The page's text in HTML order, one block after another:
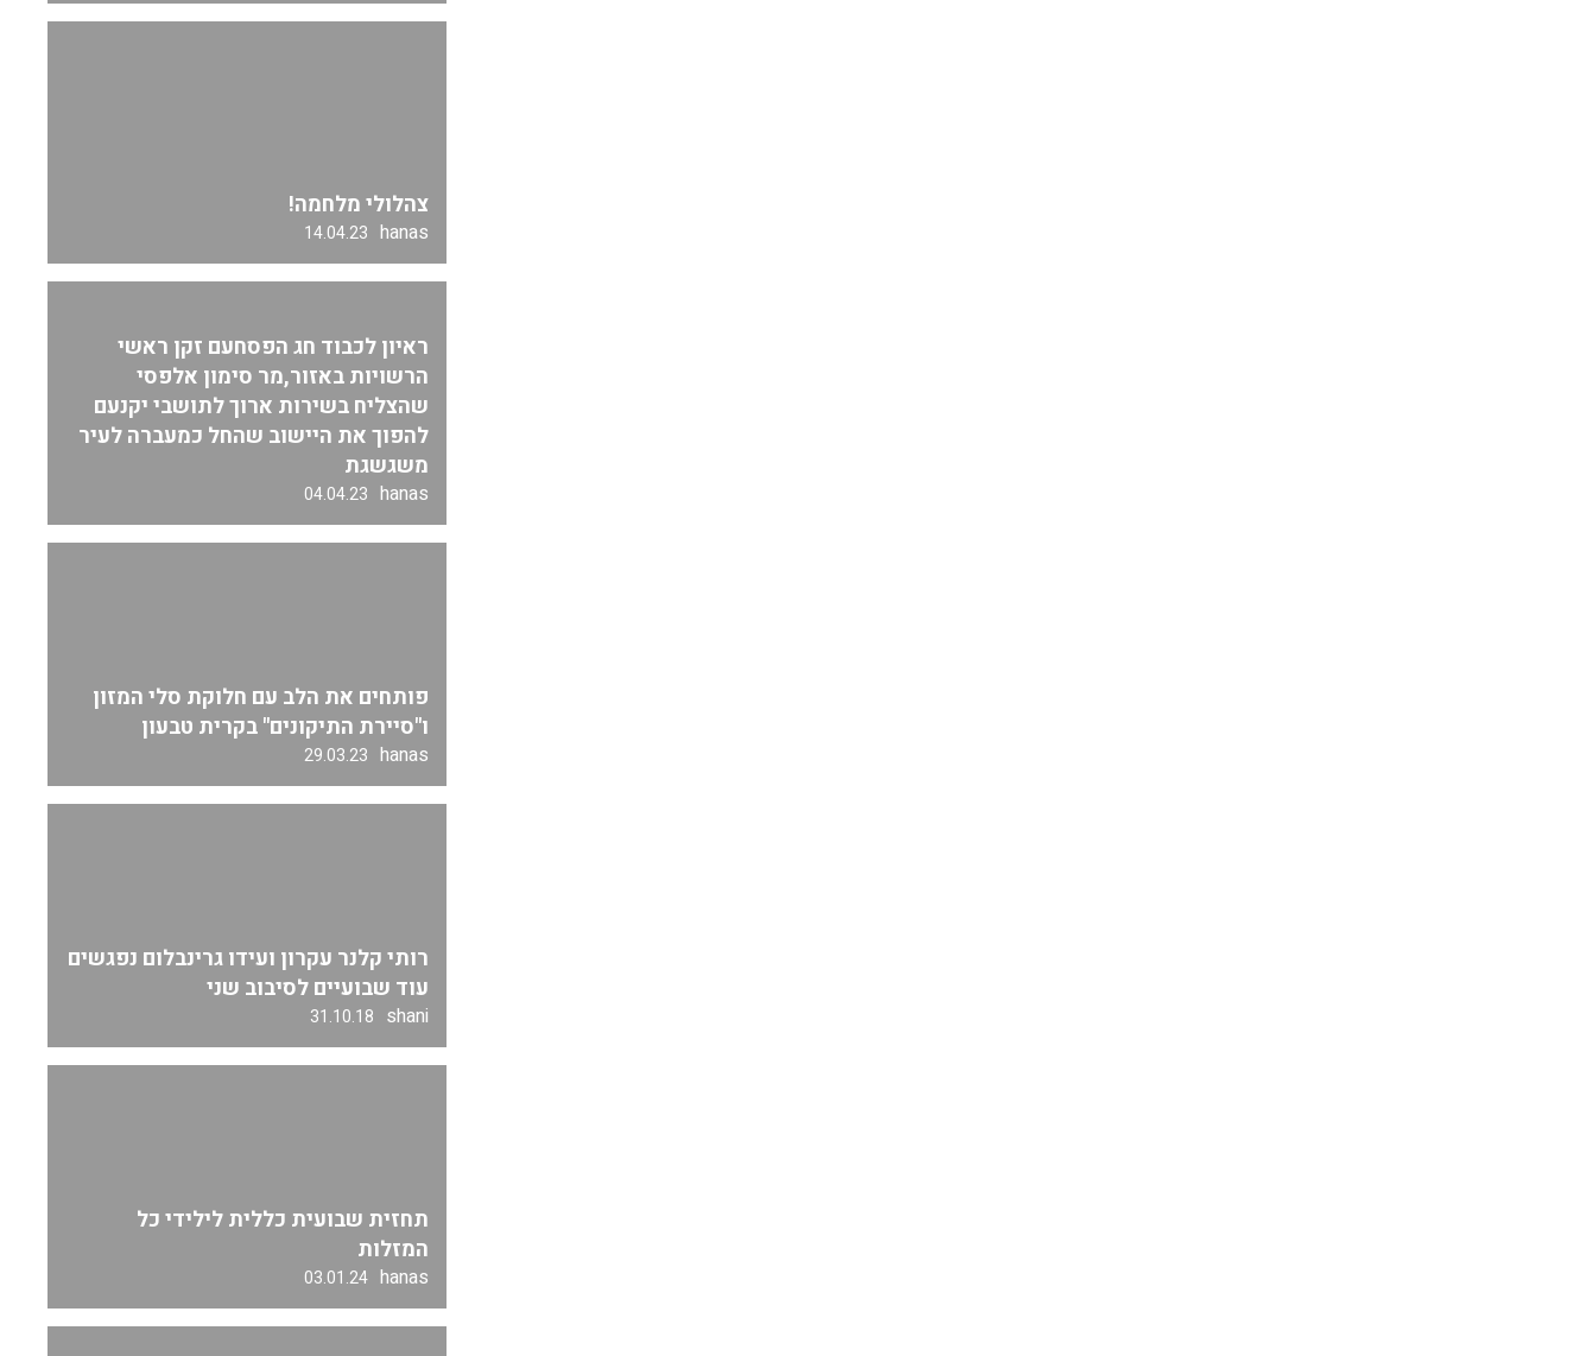
צהלולי מלחמה!
hanas
14.04.23
ראיון לכבוד חג הפסחעם זקן ראשי
הרשויות באזור,מר סימון אלפסי
שהצליח בשירות ארוך לתושבי יקנעם
להפוך את היישוב שהחל כמעברה לעיר
משגשגת
hanas
04.04.23
פותחים את הלב עם חלוקת סלי המזון
ו"סיירת התיקונים" בקרית טבעון
hanas
29.03.23
רותי קלנר עקרון ועידו גרינבלום נפגשים
עוד שבועיים לסיבוב שני
shani
31.10.18
תחזית שבועית כללית לילידי כל
המזלות
hanas
03.01.24